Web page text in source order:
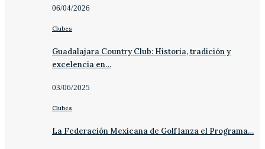
06/04/2026
Clubes
Guadalajara Country Club: Historia, tradición y
excelencia en…
03/06/2025
Clubes
La Federación Mexicana de Golf lanza el Programa…